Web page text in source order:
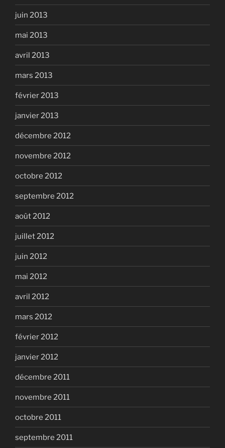
juin 2013
mai 2013
avril 2013
mars 2013
février 2013
janvier 2013
décembre 2012
novembre 2012
octobre 2012
septembre 2012
août 2012
juillet 2012
juin 2012
mai 2012
avril 2012
mars 2012
février 2012
janvier 2012
décembre 2011
novembre 2011
octobre 2011
septembre 2011